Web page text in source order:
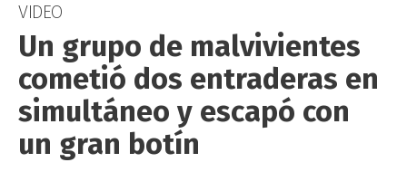
VIDEO
Un grupo de malvivientes
cometió dos entraderas en
simultáneo y escapó con
un gran botín